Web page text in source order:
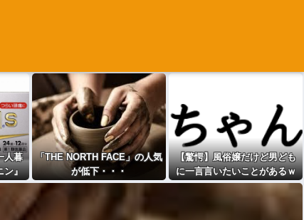
人暮
ン』
定で
「THE NORTH FACE」の人気
が低下・・・
【驚愕】風俗嬢だけど男ども
に一言言いたいことがあるｗ
ｗｗｗｗｗｗｗｗwwww